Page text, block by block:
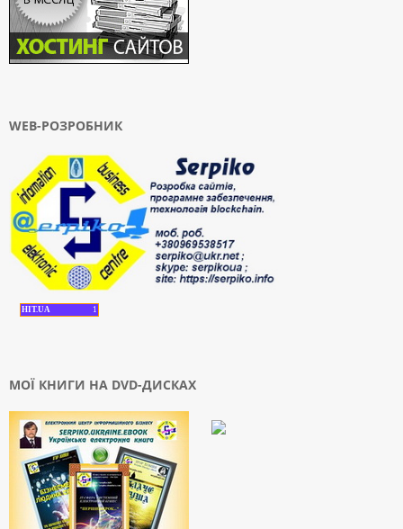
WEB-РОЗРОБНИК
HIT.UA 1
МОЇ КНИГИ НА DVD-ДИСКАХ